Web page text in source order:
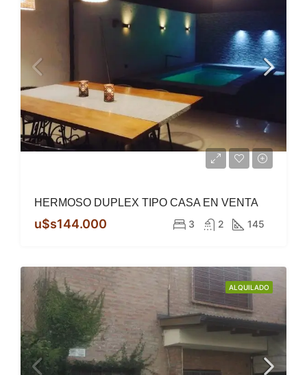
HERMOSO DUPLEX TIPO CASA EN VENTA
u$s144.000 3 2 145
ALQUILADO